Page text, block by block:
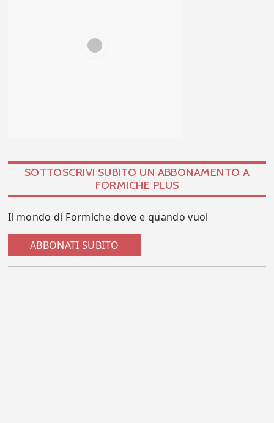
SOTTOSCRIVI SUBITO UN ABBONAMENTO A
FORMICHE PLUS
Il mondo di Formiche dove e quando vuoi
ABBONATI SUBITO